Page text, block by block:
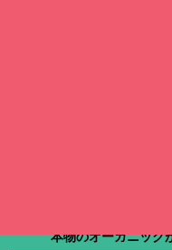
本物のオーガニック